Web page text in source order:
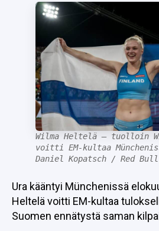
LASSE
IL:lle
WILMA
LASSE
Tätä ei
WILMA
LASSE
Wilma Heltelä – tuolloin
voitti EM-kultaa
Daniel Kopatsch / Red
Ura kääntyi Münchenissä
Heltelä voitti EM-kultaa
Suomen ennätystä saman